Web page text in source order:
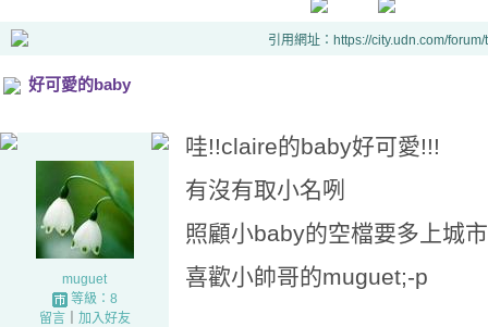
引用網址：https://city.udn.com/
好可愛的baby
muguet
等級：8
留言｜ 加入好友
哇!!claire的baby好可愛!!!
有沒有取小名咧
照顧小baby的空檔要多上城
喜歡小帥哥的muguet;-p